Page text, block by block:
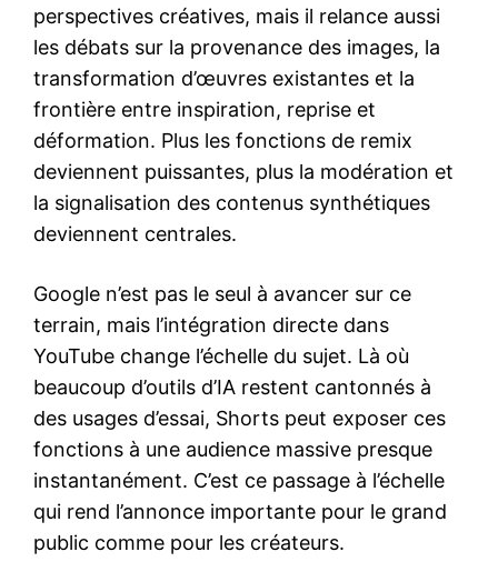
perspectives créatives, mais il relance aussi
les débats sur la provenance des images, la
transformation d’œuvres existantes et la
frontière entre inspiration, reprise et
déformation. Plus les fonctions de remix
deviennent puissantes, plus la modération et
la signalisation des contenus synthétiques
deviennent centrales.
Google n’est pas le seul à avancer sur ce
terrain, mais l’intégration directe dans
YouTube change l’échelle du sujet. Là où
beaucoup d’outils d’IA restent cantonnés à
des usages d’essai, Shorts peut exposer ces
fonctions à une audience massive presque
instantanément. C’est ce passage à l’échelle
qui rend l’annonce importante pour le grand
public comme pour les créateurs.